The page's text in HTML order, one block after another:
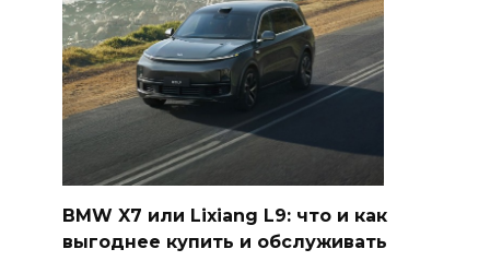
BMW X7 или Lixiang L9: что и как
выгоднее купить и обслуживать